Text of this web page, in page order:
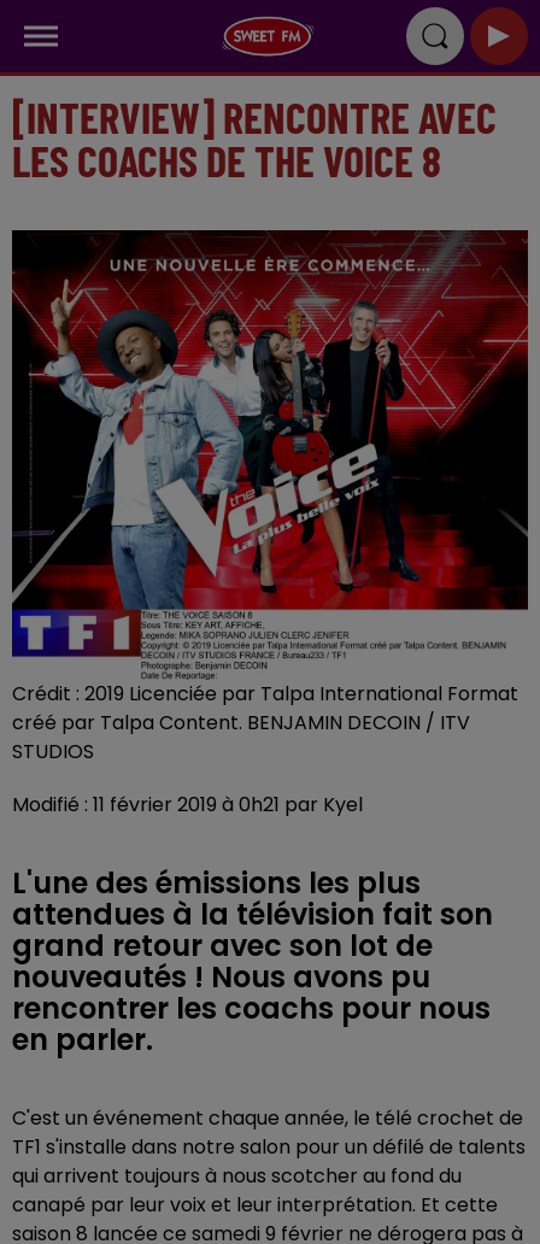
[INTERVIEW] RENCONTRE AVEC
LES COACHS DE THE VOICE 8
Crédit : 2019 Licenciée par Talpa International Format
créé par Talpa Content. BENJAMIN DECOIN / ITV
STUDIOS
Modifié : 11 février 2019 à 0h21 par Kyel
L'une des émissions les plus
attendues à la télévision fait son
grand retour avec son lot de
nouveautés ! Nous avons pu
rencontrer les coachs pour nous
en parler.
C'est un événement chaque année, le télé crochet de
TF1 s'installe dans notre salon pour un défilé de talents
qui arrivent toujours à nous scotcher au fond du
canapé par leur voix et leur interprétation. Et cette
saison 8 lancée ce samedi 9 février ne dérogera pas à